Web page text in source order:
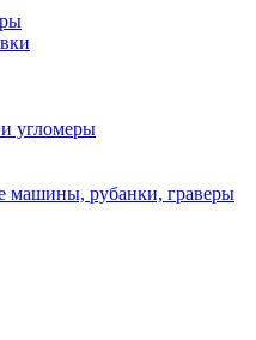
угломеры
машины, рубанки, граверы